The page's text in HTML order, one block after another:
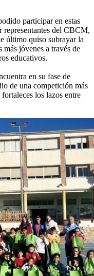
participar en estas
representantes del CBCM,
último quiso subrayar la
jóvenes a través de
educativos.
en su fase de
de una competición más
los lazos entre